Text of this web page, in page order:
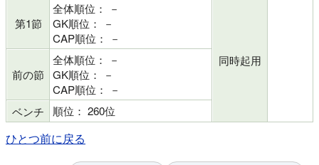
第1節
全体順位： －
GK順位： －
CAP順位： －
同時起用
前の節
全体順位： －
GK順位： －
CAP順位： －
ベンチ
順位： 260位
ひとつ前に戻る